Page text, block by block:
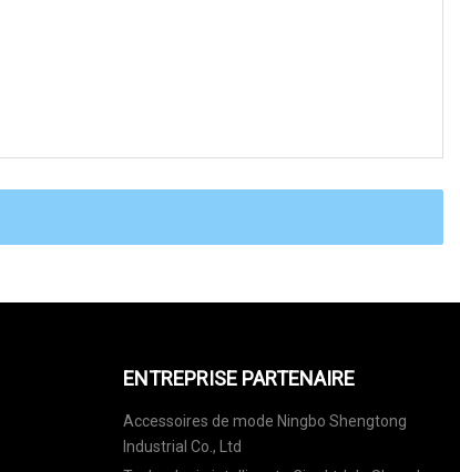
ENTREPRISE PARTENAIRE
Accessoires de mode Ningbo Shengtong
Industrial Co., Ltd